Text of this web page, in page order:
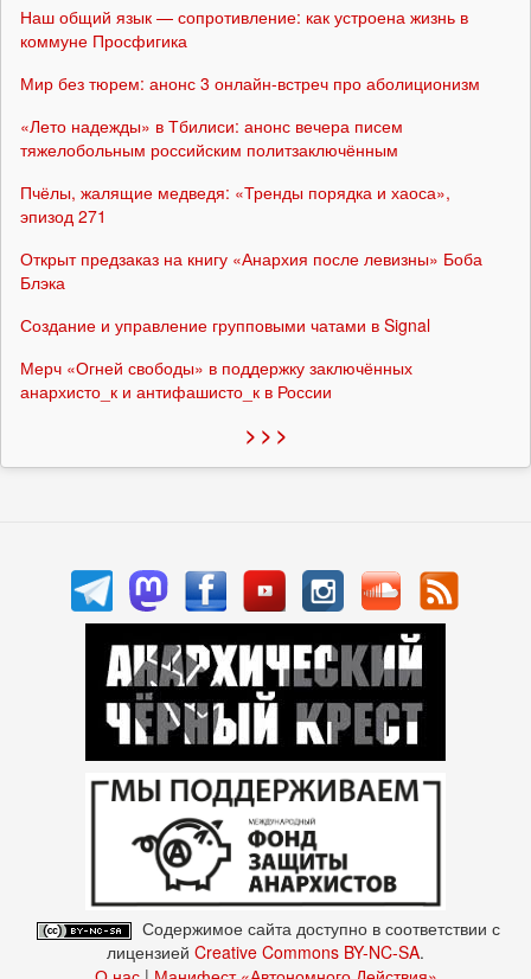
Наш общий язык — сопротивление: как устроена жизнь в
коммуне Просфигика
Мир без тюрем: анонс 3 онлайн-встреч про аболиционизм
«Лето надежды» в Тбилиси: анонс вечера писем
тяжелобольным российским политзаключённым
Пчёлы, жалящие медведя: «Тренды порядка и хаоса»,
эпизод 271
Открыт предзаказ на книгу «Анархия после левизны» Боба
Блэка
Создание и управление групповыми чатами в Signal
Мерч «Огней свободы» в поддержку заключённых
анархисто_к и антифашисто_к в России
> > >
Содержимое сайта доступно в соответствии с
лицензией Creative Commons BY-NC-SA.